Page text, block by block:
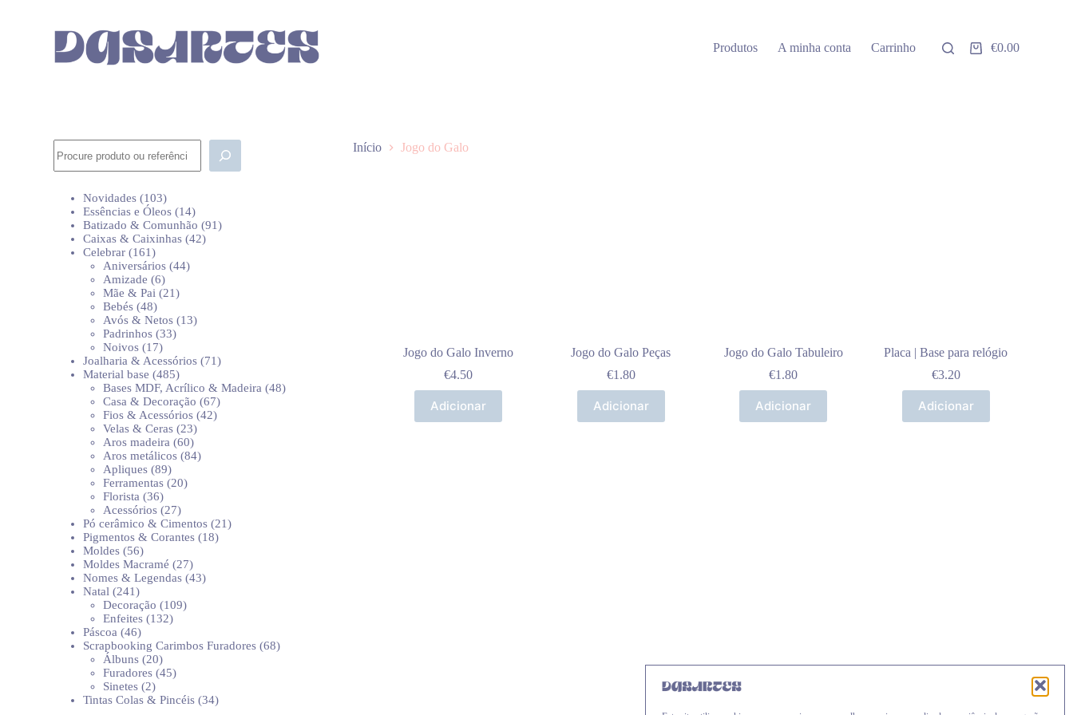
Produtos A minha conta Carrinho
Carrinho
€0.00
Início Jogo do Galo
Jogo do Galo Inverno
€4.50
Adicionar
Jogo do Galo Peças
€1.80
Adicionar
Jogo do Galo Tabuleiro
€1.80
Adicionar
Placa | Base para relógio
€3.20
Adicionar
Novidades 103103
produtos
Essências e Óleos 1414
produtos
Batizado & Comunhão 9191
Caixas & Caixinhas 4242
Celebrar 161161
produtos
Aniversários 4444
Amizade 66
produtos
Mãe & Pai 2121
Bebés 4848
produtos
Avós & Netos 1313
Padrinhos 3333
Noivos 1717
produtos
Joalharia & Acessórios 7171
Material base 485485
produtos
Bases MDF, Acrílico & Madeira 4848
Casa & Decoração 6767
produtos
Fios & Acessórios 4242
Velas & Ceras 2323
produtos
Aros madeira 6060
produtos
Aros metálicos 8484
Apliques 8989
produtos
Ferramentas 2020
Florista 3636
produtos
Acessórios 2727
produtos
Pó cerâmico & Cimentos 2121
Pigmentos & Corantes 1818
Moldes 5656
produtos
Moldes Macramé 2727
produtos
Nomes & Legendas 4343
Natal 241241
produtos
Decoração 109109
Enfeites 132132
Páscoa 4646
produtos
Scrapbooking Carimbos Furadores 6868
Álbuns 2020
produtos
Furadores 4545
Sinetes 22
produtos
Tintas Colas & Pincéis 3434